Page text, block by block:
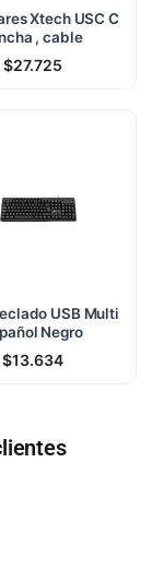
Xtech USC C
, cable
$27.725
USB Multi
Negro
$13.634